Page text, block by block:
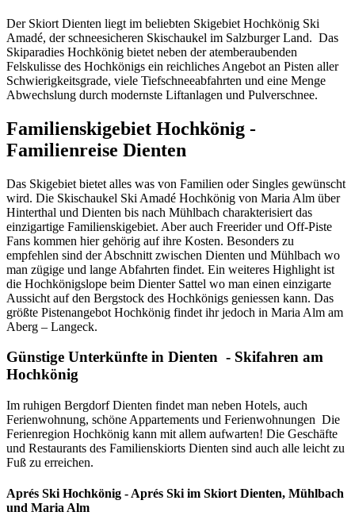
Der Skiort Dienten liegt im beliebten Skigebiet Hochkönig Ski
Amadé, der schneesicheren Skischaukel im Salzburger Land. Das
Skiparadies Hochkönig bietet neben der atemberaubenden
Felskulisse des Hochkönigs ein reichliches Angebot an Pisten aller
Schwierigkeitsgrade, viele Tiefschneeabfahrten und eine Menge
Abwechslung durch modernste Liftanlagen und Pulverschnee.
Familienskigebiet Hochkönig -
Familienreise Dienten
Das Skigebiet bietet alles was von Familien oder Singles gewünscht
wird. Die Skischaukel Ski Amadé Hochkönig von Maria Alm über
Hinterthal und Dienten bis nach Mühlbach charakterisiert das
einzigartige Familienskigebiet. Aber auch Freerider und Off-Piste
Fans kommen hier gehörig auf ihre Kosten. Besonders zu
empfehlen sind der Abschnitt zwischen Dienten und Mühlbach wo
man zügige und lange Abfahrten findet. Ein weiteres Highlight ist
die Hochkönigslope beim Dienter Sattel wo man einen einzigarte
Aussicht auf den Bergstock des Hochkönigs geniessen kann. Das
größte Pistenangebot Hochkönig findet ihr jedoch in Maria Alm am
Aberg – Langeck.
Günstige Unterkünfte in Dienten - Skifahren am
Hochkönig
Im ruhigen Bergdorf Dienten findet man neben Hotels, auch
Ferienwohnung, schöne Appartements und Ferienwohnungen Die
Ferienregion Hochkönig kann mit allem aufwarten! Die Geschäfte
und Restaurants des Familienskiorts Dienten sind auch alle leicht zu
Fuß zu erreichen.
Aprés Ski Hochkönig - Aprés Ski im Skiort Dienten, Mühlbach
und Maria Alm